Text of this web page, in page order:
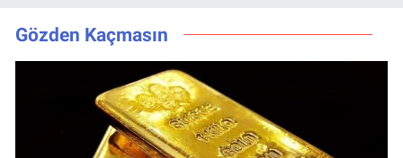
oldu?
Gözden Kaçmasın